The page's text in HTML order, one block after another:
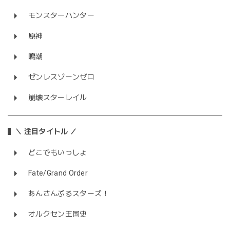
モンスターハンター
原神
鳴潮
ゼンレスゾーンゼロ
崩壊スターレイル
＼ 注目タイトル ／
どこでもいっしょ
Fate/Grand Order
あんさんぶるスターズ！
オルクセン王国史